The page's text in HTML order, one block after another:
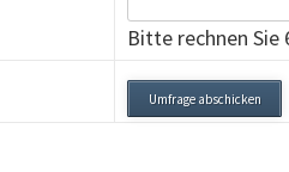
Bitte rechnen Sie